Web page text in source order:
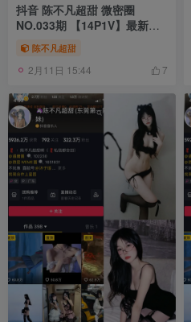
抖音 陈不凡超甜 微密圈
NO.033期 【14P1V】最新
陈不凡超甜
2月11日 15:44 7